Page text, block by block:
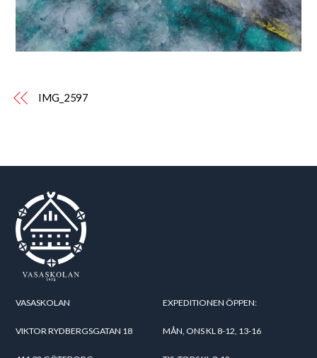
IMG_2597
VASASKOLAN
VIKTOR RYDBERGSGATAN 18
EXPEDITIONEN ÖPPEN:
MÅN, ONS KL 8-12, 13-16